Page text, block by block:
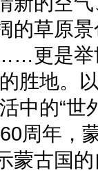
的草原
更是举
胜地。
中的“世
周年，
蒙古国